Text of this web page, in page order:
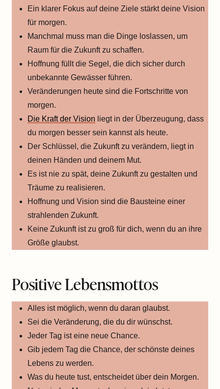
Ein klarer Fokus auf deine Ziele stärkt deine Vision
für morgen.
Manchmal muss man die Dinge loslassen, um
Raum für die Zukunft zu schaffen.
Hoffnung füllt die Segel, die dich sicher durch
unbekannte Gewässer führen.
Veränderungen heute sind die Fortschritte von
morgen.
Die Kraft der Vision liegt in der Überzeugung, dass
du morgen besser sein kannst als heute.
Der Schlüssel, die Zukunft zu verändern, liegt in
deinen Händen und deinem Mut.
Es ist nie zu spät, deine Zukunft zu gestalten und
Träume zu realisieren.
Hoffnung und Vision sind die Bausteine einer
strahlenden Zukunft.
Keine Zukunft ist zu groß für dich, wenn du an ihre
Größe glaubst.
Positive Lebensmottos
Alles ist möglich, wenn du daran glaubst.
Sei die Veränderung, die du dir wünschst.
Jeder Tag ist eine neue Chance.
Gib jedem Tag die Chance, der schönste deines
Lebens zu werden.
Was du heute tust, entscheidet über dein Morgen.